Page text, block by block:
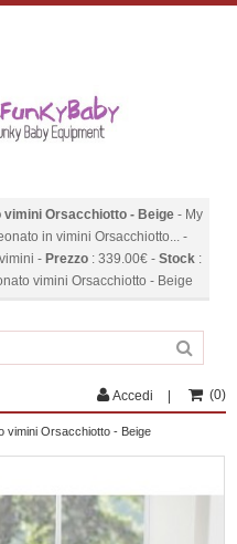
vimini Orsacchiotto - Beige - My
in vimini Orsacchiotto... -
- Prezzo : 339.00€ - Stock :
vimini Orsacchiotto - Beige
Accedi (0)
vimini Orsacchiotto - Beige